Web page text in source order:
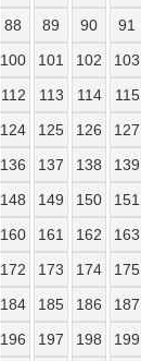
88 89 90 91
100 101 102 103
112 113 114 115
124 125 126 127
136 137 138 139
148 149 150 151
160 161 162 163
172 173 174 175
184 185 186 187
196 197 198 199